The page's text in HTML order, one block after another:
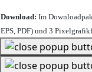
Download: Im
EPS, PDF) und 3